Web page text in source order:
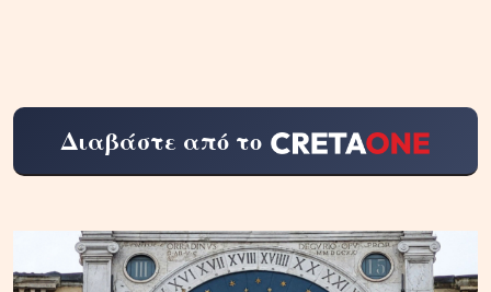
Διαβάστε από το